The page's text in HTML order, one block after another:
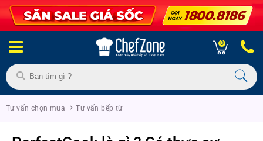
0
Tư vấn chọn mua Tư vấn bếp từ